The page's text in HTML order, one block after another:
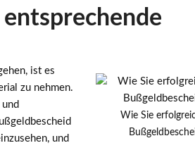
Wie Sie
ist es
zu nehmen.
und